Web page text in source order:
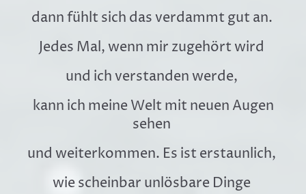
dann fühlt sich das verdammt gut an.
Jedes Mal, wenn mir zugehört wird
und ich verstanden werde,
kann ich meine Welt mit neuen Augen
sehen
und weiterkommen. Es ist erstaunlich,
wie scheinbar unlösbare Dinge